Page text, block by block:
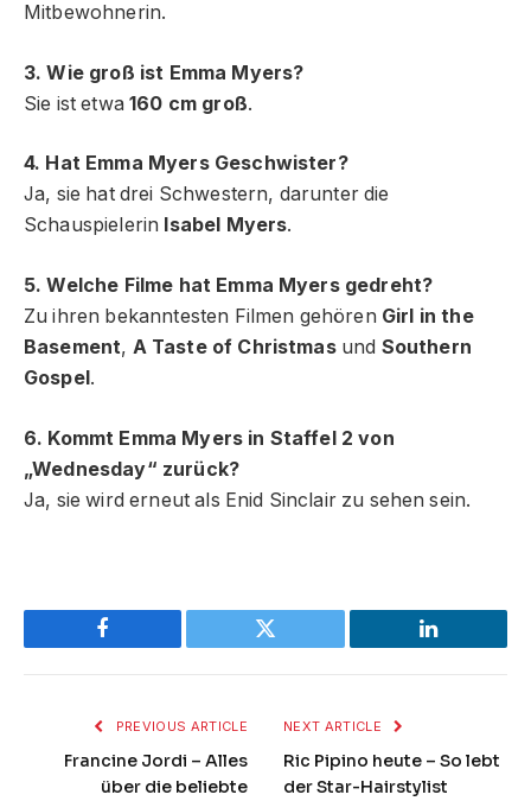
Mitbewohnerin.
3. Wie groß ist Emma Myers?
Sie ist etwa160 cm groß.
4. Hat Emma Myers Geschwister?
Ja, sie hat drei Schwestern, darunter die
Schauspielerin Isabel Myers.
5. Welche Filme hat Emma Myers gedreht?
Zu ihren bekanntesten Filmen gehören Girl in the
Basement, A Taste of Christmasund Southern
Gospel.
6. Kommt Emma Myers in Staffel 2 von
„Wednesday“ zurück?
Ja, sie wird erneut als Enid Sinclair zu sehen sein.
Facebook Twitter LinkedIn
PREVIOUS ARTICLE
Francine Jordi – Alles
über die beliebte
NEXT ARTICLE
Ric Pipino heute – So lebt
der Star-Hairstylist